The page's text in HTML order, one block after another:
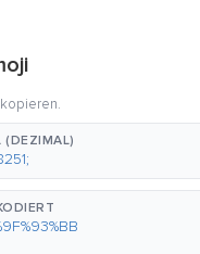
(DEZIMAL)